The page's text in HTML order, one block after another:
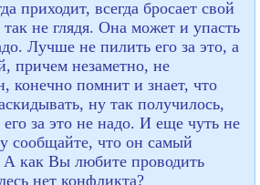
приходит, всегда бросает свой
не глядя. Она может и упасть
Лучше не пилить его за это, а
причем незаметно, не
конечно помнит и знает, что
ну так получилось,
его за это не надо. И еще чуть не
сообщайте, что он самый
как Вы любите проводить
нет конфликта?